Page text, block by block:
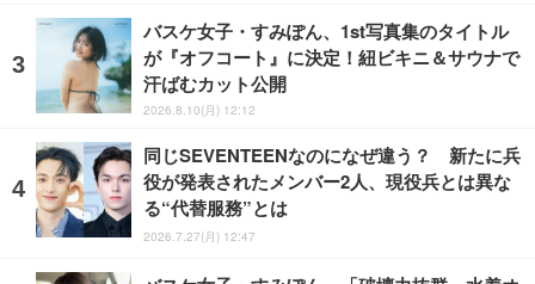
バスケ女子・すみぽん、1st写真集のタイトル
が『オフコート』に決定！紐ビキニ＆サウナで
汗ばむカット公開
2026.8.10(月) 12:12
同じSEVENTEENなのになぜ違う？ 新たに兵
役が発表されたメンバー2人、現役兵とは異な
る“代替服務”とは
2026.7.27(月) 12:47